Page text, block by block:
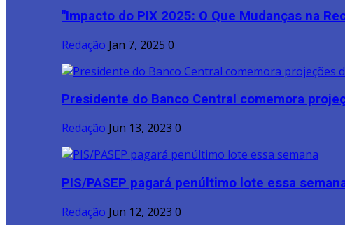
"Impacto do PIX 2025: O Que Mudanças na
Redação Jan 7, 2025 0
Presidente do Banco Central comemora
Redação Jun 13, 2023 0
PIS/PASEP pagará penúltimo lote essa
Redação Jun 12, 2023 0